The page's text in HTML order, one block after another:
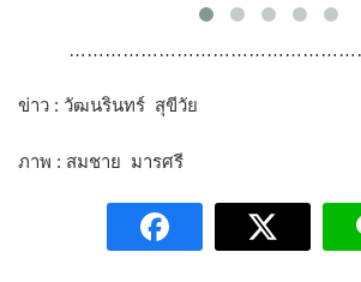
ข่าว : วัฒนรินทร์ สุขีวัย
ภาพ : สมชาย มารศรี